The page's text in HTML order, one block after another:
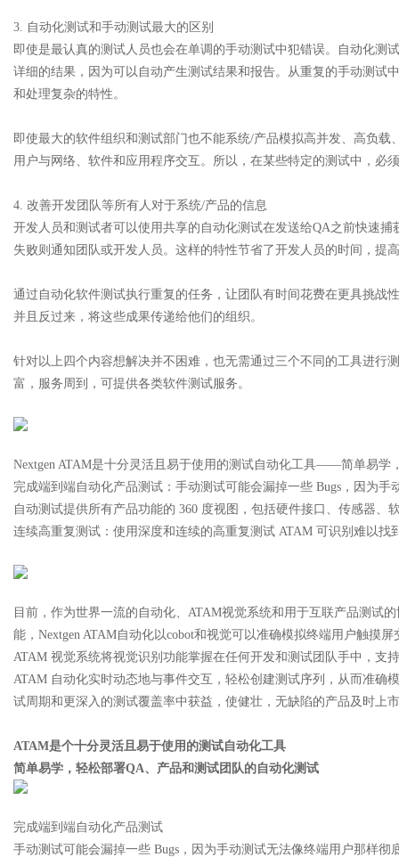
Bo
3. 自动化测试和手动测试最大的区别
即使是最认真的测试人员也会在单调的手动测试中犯错误。自动化测
详细的结果，因为可以自动产生测试结果和报告。从重复的手动测试
和处理复杂的特性。
即使最大的软件组织和测试部门也不能系统/产品模拟高并发、高负
用户与网络、软件和应用程序交互。所以，在某些特定的测试中，必
4. 改善开发团队等所有人对于系统/产品的信息
开发人员和测试者可以使用共享的自动化测试在发送给QA之前快速
失败则通知团队或开发人员。这样的特性节省了开发人员的时间，提
通过自动化软件测试执行重复的任务，让团队有时间花费在更具挑战
并且反过来，将这些成果传递给他们的组织。
针对以上四个内容想解决并不困难，也无需通过三个不同的工具进行
富，服务周到，可提供各类软件测试服务。
Nextgen ATAM是十分灵活且易于使用的测试自动化工具——简单易学
完成端到端自动化产品测试：手动测试可能会漏掉一些 Bugs，因为
自动测试提供所有产品功能的 360 度视图，包括硬件接口、传感器、
连续高重复测试：使用深度和连续的高重复测试 ATAM 可识别难以找
目前，作为世界一流的自动化、ATAM视觉系统和用于互联产品测试
能，Nextgen ATAM自动化以cobot和视觉可以准确模拟终端用户触摸
ATAM 视觉系统将视觉识别功能掌握在任何开发和测试团队手中，支
ATAM 自动化实时动态地与事件交互，轻松创建测试序列，从而准确
试周期和更深入的测试覆盖率中获益，使健壮，无缺陷的产品及时上
ATAM是个十分灵活且易于使用的测试自动化工具
简单易学，轻松部署QA、产品和测试团队的自动化测试
完成端到端自动化产品测试
手动测试可能会漏掉一些 Bugs，因为手动测试无法像终端用户那样